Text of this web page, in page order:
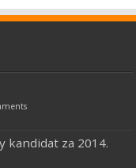
kandidat za 2014.